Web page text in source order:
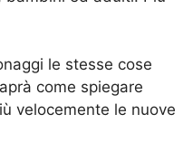
le stesse cose
come spiegare
velocemente le nuove